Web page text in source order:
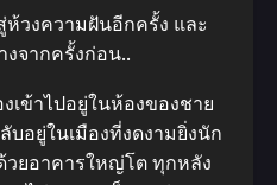
วงความฝันอีกครั้ง และ
จากครั้งก่อน..
เข้าไปอยู่ในห้องของชาย
อยู่ในเมืองที่งดงามยิ่งนัก
วยอาคารใหญ่โต ทุกหลัง